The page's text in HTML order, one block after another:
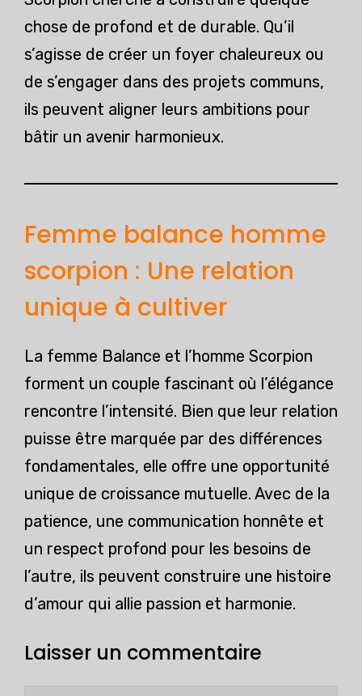
chose de profond et de durable. Qu’il
s’agisse de créer un foyer chaleureux ou
de s’engager dans des projets communs,
ils peuvent aligner leurs ambitions pour
bâtir un avenir harmonieux.
Femme balance homme
scorpion : Une relation
unique à cultiver
La femme Balance et l’homme Scorpion
forment un couple fascinant où l’élégance
rencontre l’intensité. Bien que leur relation
puisse être marquée par des différences
fondamentales, elle offre une opportunité
unique de croissance mutuelle. Avec de la
patience, une communication honnête et
un respect profond pour les besoins de
l’autre, ils peuvent construire une histoire
d’amour qui allie passion et harmonie.
Laisser un commentaire